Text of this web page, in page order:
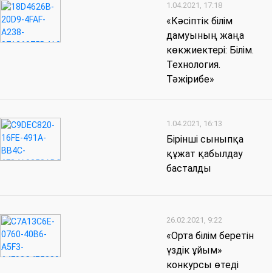
1.04.2021, 17:18
«Кәсіптік білім
дамуының жаңа
көкжиектері: Білім.
Технология.
Тәжірибе»
1.04.2021, 16:13
Бірінші сыныпқа
құжат қабылдау
басталды
26.02.2021, 9:22
«Орта білім беретін
үздік ұйым»
конкурсы өтеді